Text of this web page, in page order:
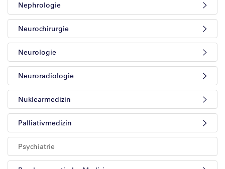
Nephrologie
Neurochirurgie
Neurologie
Neuroradiologie
Nuklearmedizin
Palliativmedizin
Psychiatrie